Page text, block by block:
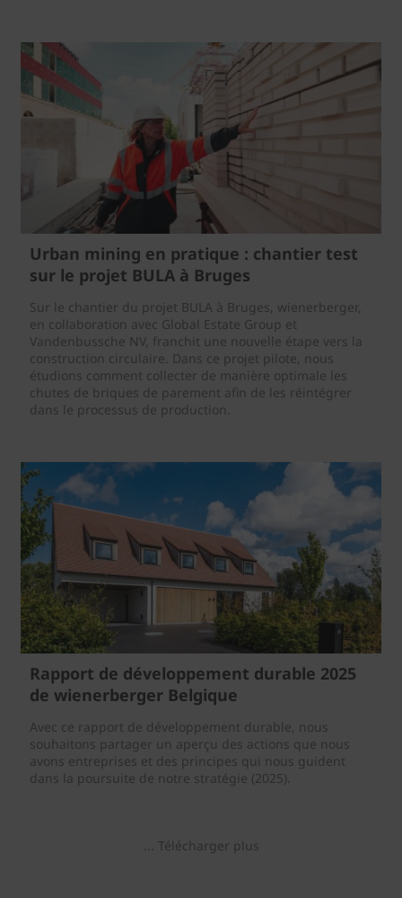
Urban mining en pratique : chantier test
sur le projet BULA à Bruges
Sur le chantier du projet BULA à Bruges, wienerberger,
en collaboration avec Global Estate Group et
Vandenbussche NV, franchit une nouvelle étape vers la
construction circulaire. Dans ce projet pilote, nous
étudions comment collecter de manière optimale les
chutes de briques de parement afin de les réintégrer
dans le processus de production.
Rapport de développement durable 2025
de wienerberger Belgique
Avec ce rapport de développement durable, nous
souhaitons partager un aperçu des actions que nous
avons entreprises et des principes qui nous guident
dans la poursuite de notre stratégie (2025).
... Télécharger plus